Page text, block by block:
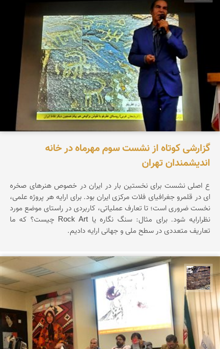
گزارشی کوتاه از نشست سوم مهرماه در خانه
اندیشمندان تهران
ع اصلی نشست برای نخستین بار در ایران در خصوص هنرهای صخره
ای در قلمرو جغرافیای فلات مرکزی ایران بود. برای ارایه هر پروژه علمی،
نخست ضروری است؛ تا تعارف عملیاتی، کاربردی در راستای موضع مورد
نظرارایه شود. برای مثال: سنگ نگاره یا Rock Art چیست؟ که ما
تعاریف متعددی در سطح ملی و جهانی ارایه دادیم.
محمد ناصری فرد